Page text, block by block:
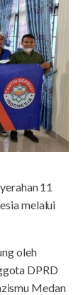
11
melalui
oleh
DPRD
Medan